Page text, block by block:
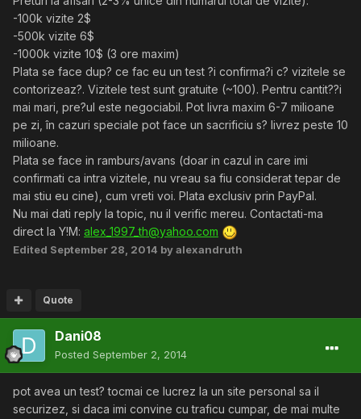
-100k vizite 2$
-500k vizite 6$
-1000k vizite 10$ (3 ore maxim)
Plata se face dup? ce fac eu un test ?i confirma?i c? vizitele se
contorizeaz?. Vizitele test sunt gratuite (~100). Pentru cantit??i
mai mari, pre?ul este negociabil. Pot livra maxim 6-7 milioane
pe zi, în cazuri speciale pot face un sacrificiu s? livrez peste 10
milioane.
Plata se face in ramburs/avans (doar in cazul in care imi
confirmati ca intra vizitele, nu vreau sa fiu considerat tepar de
mai stiu eu cine), cum vreti voi. Plata exclusiv prin PayPal.
Nu mai dati reply la topic, nu il verific mereu. Contactati-ma
direct la Y!M: alex_1997_th@yahoo.com
Edited September 28, 2014 by alexandruth
Quote
Dani08
Posted September 2, 2014
pot avea un test? tocmai ce lucrez la un site personal sa il
securizez, si daca imi convine cu traficu cumpar, de mai multe